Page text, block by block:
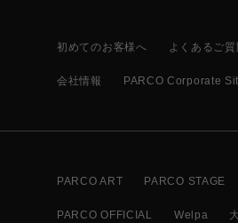
初めてのお客様へ よくあるご
会社情報 PARCO Corporate
PARCO ART PARCO STAGE
PARCO OFFICIAL Welpa